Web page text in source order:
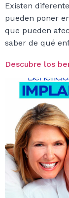
Existen
pueden poner
que pueden
saber de qué
Descubre los